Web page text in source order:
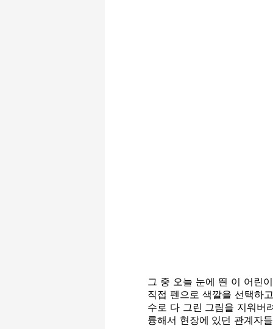
그 중 오늘 눈에 띈 이 어린
직접 펜으로 색깔을 선택하
수로 다 그린 그림을 지워버
륭해서 현장에 있던 관계자